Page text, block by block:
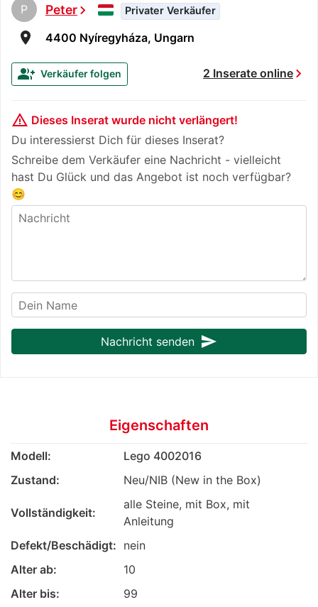
P Peterchevron_right Privater Verkäufer
room 4400 Nyíregyháza, Ungarn
2 Inserate onlinechevron_right
group_add Verkäufer folgen
warning_amber Dieses Inserat wurde nicht verlängert!
Du interessierst Dich für dieses Inserat?
Schreibe dem Verkäufer eine Nachricht - vielleicht
hast Du Glück und das Angebot ist noch verfügbar?
😊
Nachricht senden send
Eigenschaften
Modell:
Lego 4002016
Zustand:
Neu/NIB (New in the Box)
Vollständigkeit:
alle Steine, mit Box, mit
Anleitung
Defekt/Beschädigt: nein
Alter ab:
10
Alter bis:
99